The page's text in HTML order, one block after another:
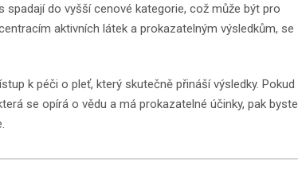
spadají do vyšší cenové kategorie, což může být pro
aktivních látek a prokazatelným výsledkům, se
k péči o pleť, který skutečně přináší výsledky. Pokud
se opírá o vědu a má prokazatelné účinky, pak byste